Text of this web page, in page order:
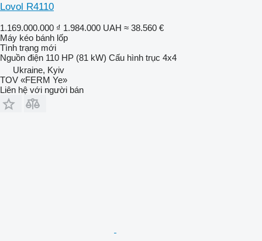
Lovol R4110
1.169.000.000 ₫ 1.984.000 UAH ≈ 38.560 €
Máy kéo bánh lốp
Tình trạng mới
Nguồn điện 110 HP (81 kW) Cấu hình trục 4x4
Ukraine, Kyiv
TOV «FERM Ye»
Liên hệ với người bán